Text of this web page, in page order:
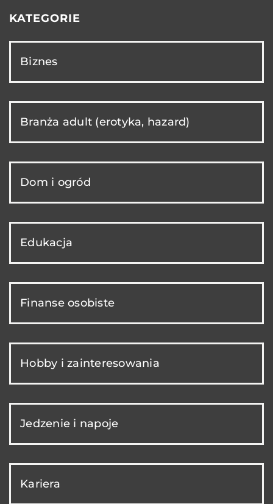
KATEGORIE
Biznes
Branża adult (erotyka, hazard)
Dom i ogród
Edukacja
Finanse osobiste
Hobby i zainteresowania
Jedzenie i napoje
Kariera